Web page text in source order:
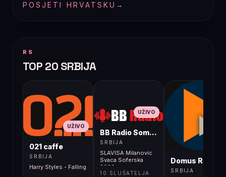
POSJETI HRVATSKU →
RS
TOP 20 SRBIJA
UŽIVO
021 caffe
SRBIJA
Harry Styles - Falling
UŽIVO
BB Radio Sombor
SRBIJA
SLAVISA Milanovic
Svaca Soferska
2020
10 SLUŠATELJA
Domus Radio
SRBIJA